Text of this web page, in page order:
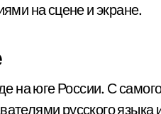
на сцене и экране.
на юге России. С
русского